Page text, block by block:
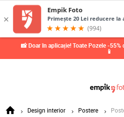
📸 Doar în aplicație! Toate Pozele -
📱
Design interior Postere